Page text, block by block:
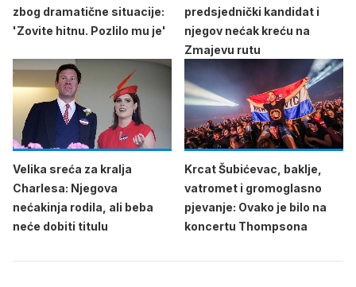
zbog dramatične situacije:
'Zovite hitnu. Pozlilo mu je'
predsjednički kandidat i
njegov nećak kreću na
Zmajevu rutu
Velika sreća za kralja
Charlesa: Njegova
nećakinja rodila, ali beba
neće dobiti titulu
Krcat Šubićevac, baklje,
vatromet i gromoglasno
pjevanje: Ovako je bilo na
koncertu Thompsona